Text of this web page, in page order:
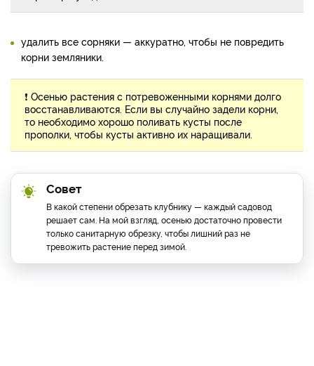
удалить все сорняки — аккуратно, чтобы не повредить
корни земляники.
❗ Осенью растения с потревоженными корнями долго
восстанавливаются. Если вы случайно задели корни,
то необходимо хорошо поливать кусты после
прополки, чтобы кусты активно их наращивали.
Совет
В какой степени обрезать клубнику — каждый садовод
решает сам. На мой взгляд, осенью достаточно провести
только санитарную обрезку, чтобы лишний раз не
тревожить растение перед зимой.